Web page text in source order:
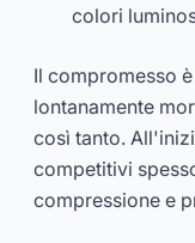
colori
Il compromesso
lontanamente
così tanto.
competitivi
compressione e